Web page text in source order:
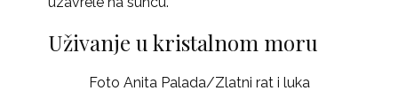
Uživanje u kristalnom moru
Foto Anita Palada/Zlatni rat i luka